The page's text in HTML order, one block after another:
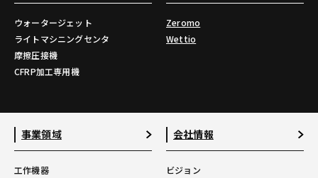
ウォータージェット
ライトマシニングセンタ
摩擦圧接機
CFRP加工専用機
Zeromo
Wettio
事業領域
工作機器
会社情報
ビジョン